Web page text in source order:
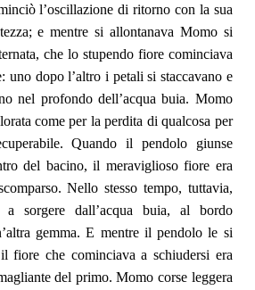
l’oscillazione di ritorno con la sua
e mentre si allontanava Momo si
che lo stupendo fiore cominciava
uno dopo l’altro i petali si staccavano e
nel profondo dell’acqua buia. Momo
come per la perdita di qualcosa per
Quando il pendolo giunse
del bacino, il meraviglioso fiore era
Nello stesso tempo, tuttavia,
a sorgere dall’acqua buia, al bordo
gemma. E mentre il pendolo le si
fiore che cominciava a schiudersi era
del primo. Momo corse leggera